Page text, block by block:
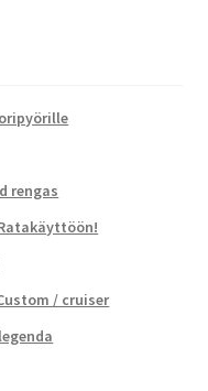
rengas
/ cruiser